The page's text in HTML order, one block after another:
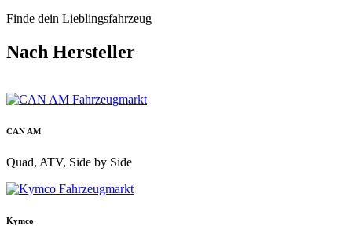
Finde dein Lieblingsfahrzeug
Nach Hersteller
CAN AM
Quad, ATV, Side by Side
Kymco